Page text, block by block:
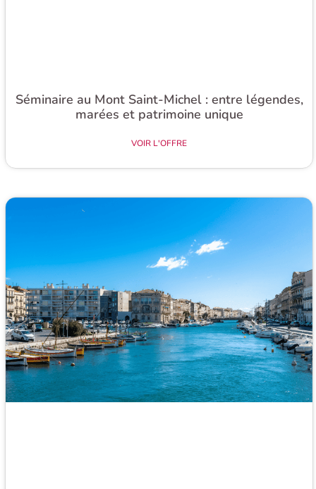
Séminaire au Mont Saint-Michel : entre légendes,
marées et patrimoine unique
VOIR L'OFFRE